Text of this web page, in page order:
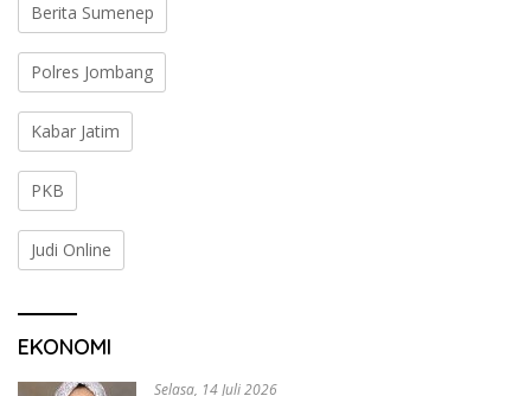
Berita Sumenep
Polres Jombang
Kabar Jatim
PKB
Judi Online
EKONOMI
Selasa, 14 Juli 2026